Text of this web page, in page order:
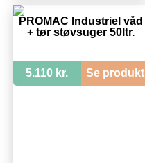
PROMAC Industriel våd
+ tør støvsuger 50ltr.
5.110 kr. Se produkt